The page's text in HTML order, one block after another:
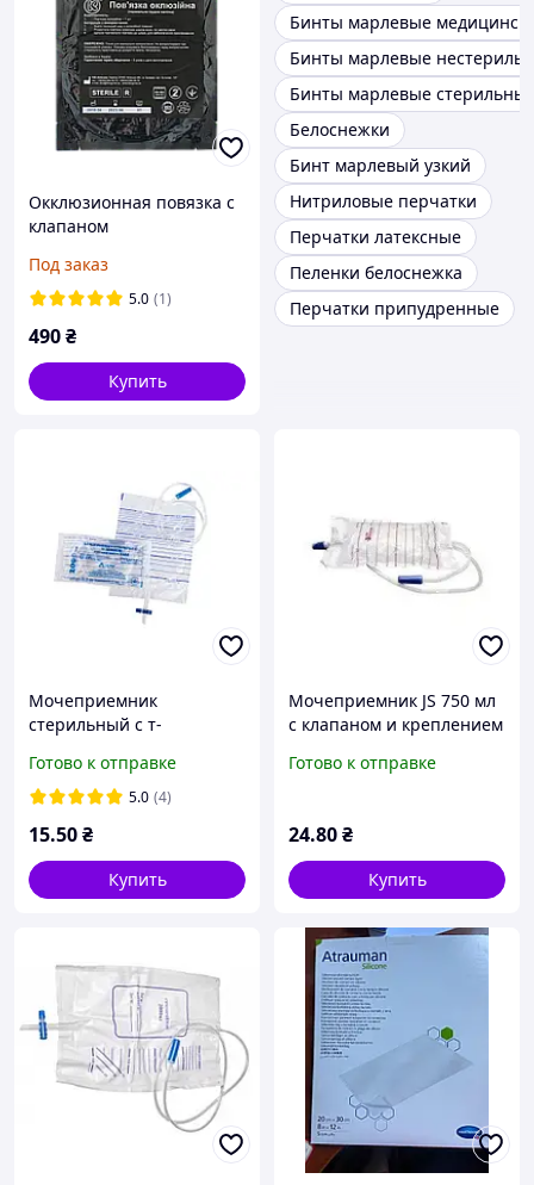
Окклюзионная повязка с
клапаном
Под заказ
5.0 (1)
490₴
Купить
Бинты марлевые
Бинты марлевые
Бинты марлевые
Белоснежки
Бинт марлевый узкий
Нитриловые перчатки
Перчатки латексные
Пеленки белоснежка
Перчатки припудренные
Мочеприемник
стерильный с т-
мл, ИГАР
Готово к отправке
5.0 (4)
15.50₴
Купить
Мочеприемник JS 750 мл
с клапаном и креплением
№1
Готово к отправке
24.80₴
Купить